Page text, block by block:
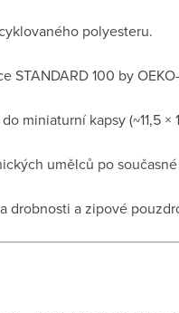
polyesteru.
STANDARD 100 by
miniaturní kapsy (~11,5 ×
umělců po
drobnosti a zipové